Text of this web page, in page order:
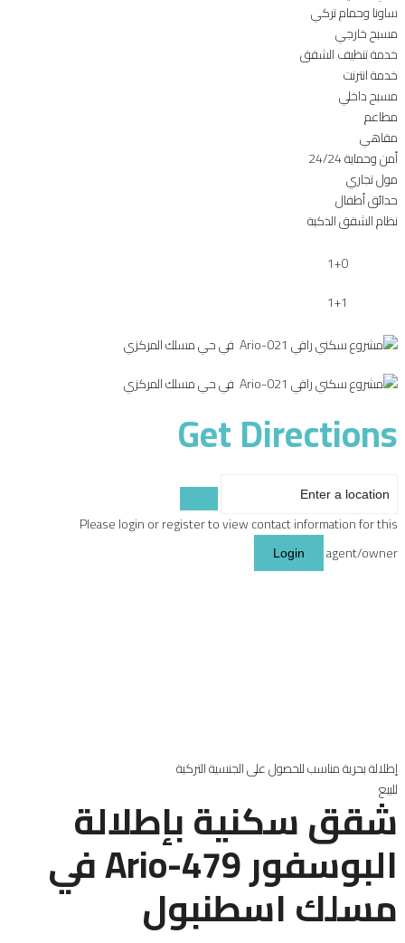
ساونا وحمام تركي
مسبح خارجي
خدمة تنظيف الشقق
خدمة انترنت
مسبح داخلي
مطاعم
مقاهي
أمن وحماية 24/24
مول تجاري
حدائق أطفال
نظام الشقق الذكية
1+0
1+1
Get Directions
Please login or register to view contact information for this
agent/owner
Login
إطلالة بحريةمناسب للحصول على الجنسية التركية
للبيع
شقق سكنية بإطلالة
البوسفور Ario-479 في
مسلك اسطنبول